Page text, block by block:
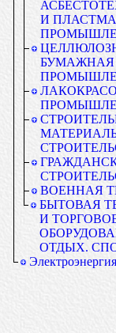
И
БУМАЖНАЯ
ВОЕННАЯ
БЫТОВАЯ
И
ОТДЫХ.
Электроэнергия